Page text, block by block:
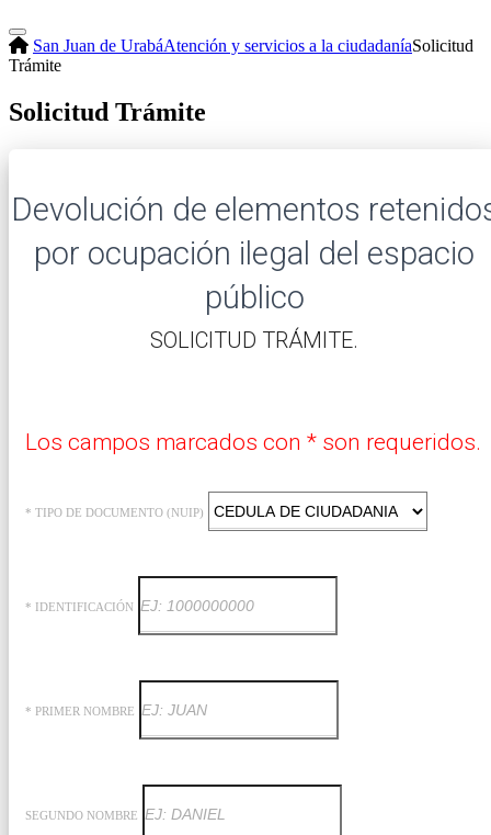
San Juan de UrabáAtención y servicios a la ciudadaníaSolicitud
Trámite
Solicitud Trámite
Devolución de elementos
por ocupación ilegal del espacio
público
​SOLICITUD TRÁMITE.
Los campos marcados con * son requeridos.
* TIPO DE DOCUMENTO (NUIP)
* IDENTIFICACIÓN
* PRIMER NOMBRE
SEGUNDO NOMBRE